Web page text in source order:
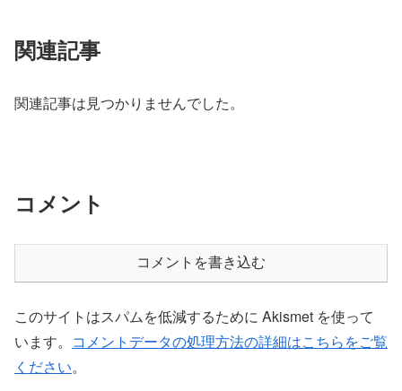
関連記事
関連記事は見つかりませんでした。
コメント
コメントを書き込む
このサイトはスパムを低減するために Akismet を使って
います。 コメントデータの処理方法の詳細はこちらをご覧
ください。